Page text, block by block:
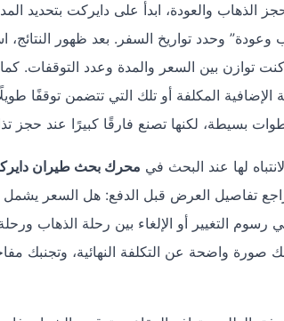
الذهاب والعودة، ابدأ على دايركت بتحديد
وحدد تواريخ السفر. بعد ظهور النتائج،
كنت توازن بين السعر والمدة وعدد التوقفات.
الإضافية المكلفة أو تلك التي تتضمن توقفًا
بسيطة، لكنها تصنع فارقًا كبيرًا عند حجز
لها عند البحث في محرك بحث طيران
تفاصيل العرض قبل الدفع: هل السعر
التغيير أو الإلغاء بين رحلة الذهاب
صورة واضحة عن التكلفة النهائية، وتجنبك